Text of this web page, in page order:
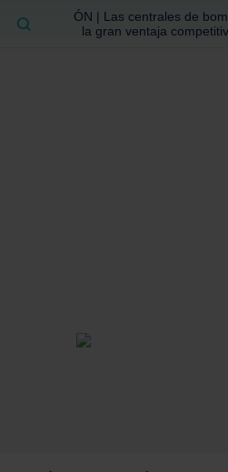
ÓN | Las centrales de
la gran ventaja
BUSCAR